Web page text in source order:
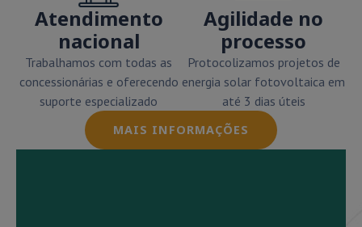
Atendimento
nacional
Trabalhamos com todas as
concessionárias e oferecendo
suporte especializado
Agilidade no
processo
Protocolizamos projetos de
energia solar fotovoltaica em
até 3 dias úteis
MAIS INFORMAÇÕES